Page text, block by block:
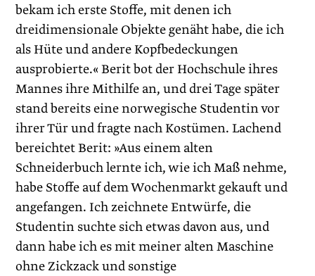
bekam ich erste Stoffe, mit denen ich
dreidimensio­nale Objekte genäht habe, die ich
als Hüte und andere Kopfbedeckungen
ausprobierte.« Berit bot der Hochschule ihres
Mannes ihre Mithilfe an, und drei Tage später
stand bereits eine norwegische Studentin vor
ihrer Tür und fragte nach Kostümen. Lachend
bereichtet Berit: »Aus einem alten
Schneiderbuch lernte ich, wie ich Maß nehme,
habe Stoffe auf dem Wochenmarkt gekauft und
angefangen. Ich zeichnete Entwürfe, die
Studentin suchte sich etwas davon aus, und
dann habe ich es mit meiner alten Maschine
ohne Zickzack und sonstige